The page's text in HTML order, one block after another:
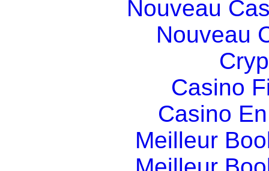
Nouveau
Nouveau
Casino
Casino
Meilleur